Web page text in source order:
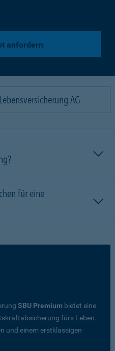
anfordern
AG
für eine
SBU Premium bietet eine
fürs Leben.
und einem erstklassigen